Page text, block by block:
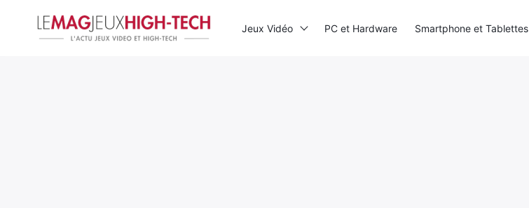
Jeux Vidéo PC et Hardware Smartphone et Tablettes